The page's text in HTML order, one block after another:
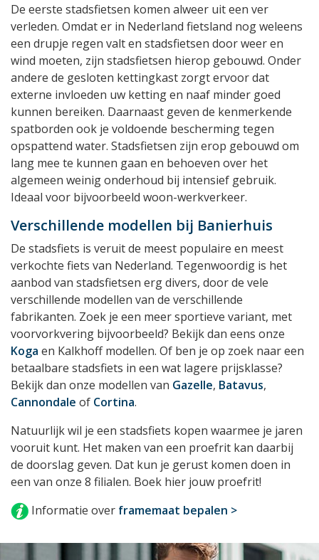
De eerste stadsfietsen komen alweer uit een ver
verleden. Omdat er in Nederland fietsland nog weleens
een drupje regen valt en stadsfietsen door weer en
wind moeten, zijn stadsfietsen hierop gebouwd. Onder
andere de gesloten kettingkast zorgt ervoor dat
externe invloeden uw ketting en naaf minder goed
kunnen bereiken. Daarnaast geven de kenmerkende
spatborden ook je voldoende bescherming tegen
opspattend water. Stadsfietsen zijn erop gebouwd om
lang mee te kunnen gaan en behoeven over het
algemeen weinig onderhoud bij intensief gebruik.
Ideaal voor bijvoorbeeld woon-werkverkeer.
Verschillende modellen bij Banierhuis
De stadsfiets is veruit de meest populaire en meest
verkochte fiets van Nederland. Tegenwoordig is het
aanbod van stadsfietsen erg divers, door de vele
verschillende modellen van de verschillende
fabrikanten. Zoek je een meer sportieve variant, met
voorvorkvering bijvoorbeeld? Bekijk dan eens onze
Koga en Kalkhoff modellen. Of ben je op zoek naar een
betaalbare stadsfiets in een wat lagere prijsklasse?
Bekijk dan onze modellen van Gazelle, Batavus,
Cannondale of Cortina.
Natuurlijk wil je een stadsfiets kopen waarmee je jaren
vooruit kunt. Het maken van een proefrit kan daarbij
de doorslag geven. Dat kun je gerust komen doen in
een van onze 8 filialen. Boek hier jouw proefrit!
Informatie over framemaat bepalen >